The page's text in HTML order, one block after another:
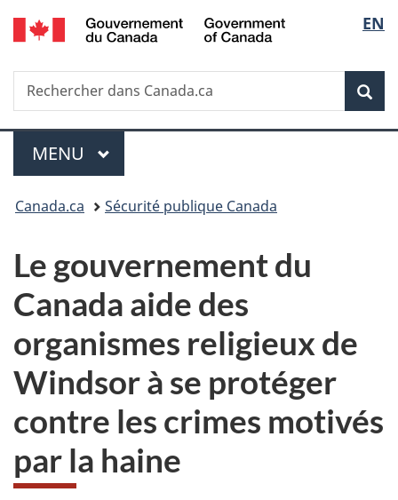
Passer
au
principal
Passer
à
Au
du
Passer
à
version
simplifiée
de
la
EN
Recherche
Rechercher
dans
Menu
MENU PRINCIPAL
Vous
ici :
Canada.ca Sécurité publique Canada
Le gouvernement du
Canada aide des
organismes religieux de
Windsor à se protéger
contre les crimes motivés
par la haine